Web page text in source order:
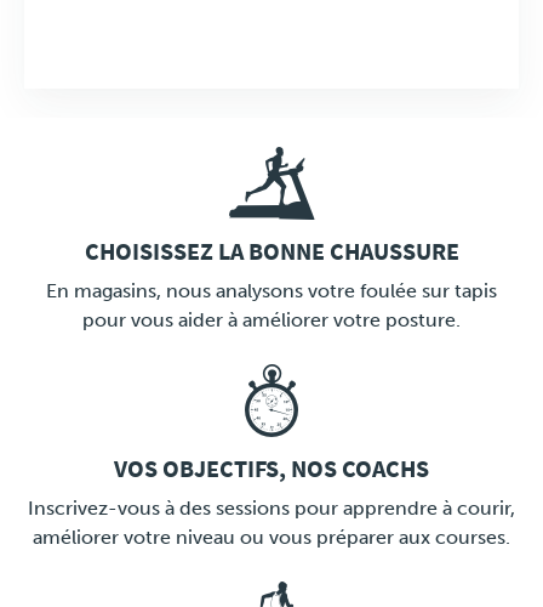
LINK
CHOISISSEZ LA BONNE CHAUSSURE
En magasins, nous analysons votre foulée sur tapis
pour vous aider à améliorer votre posture.
LINK
VOS OBJECTIFS, NOS COACHS
Inscrivez-vous à des sessions pour apprendre à courir,
améliorer votre niveau ou vous préparer aux courses.